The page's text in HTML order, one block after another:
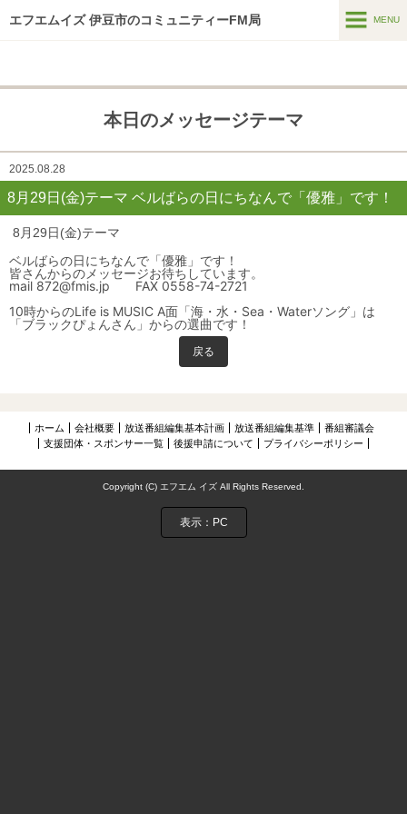
エフエムイズ 伊豆市のコミュニティーFM局 MENU
ホーム
メッセージフォーム
番組表
番組紹介
HTはなつーしん
HT42号巻頭特集スポット
スポンサー募集
本日のメッセージテーマ
2025.08.28
8月29日(金)テーマ ベルばらの日にちなんで「優雅」です！
8月29日(金)テーマ
ベルばらの日にちなんで「優雅」です！
皆さんからのメッセージお待ちしています。
mail 872@fmis.jp FAX 0558-74-2721
10時からのLife is MUSIC A面「海・水・Sea・Waterソング」は
「ブラックぴょんさん」からの選曲です！
戻る
ホーム 会社概要 放送番組編集基本計画 放送番組編集基準
番組審議会
支援団体・スポンサー一覧
後援申請について プライバシーポリシー
Copyright (C) エフエム イズ All Rights Reserved.
表示：PC